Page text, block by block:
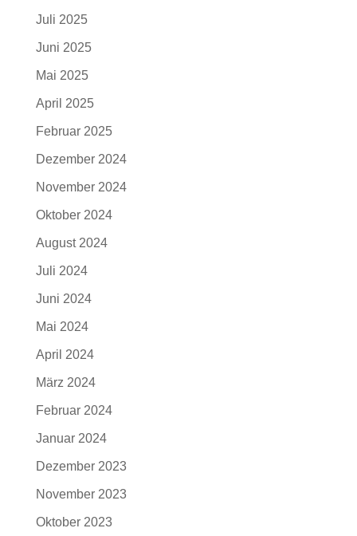
Juli 2025
Juni 2025
Mai 2025
April 2025
Februar 2025
Dezember 2024
November 2024
Oktober 2024
August 2024
Juli 2024
Juni 2024
Mai 2024
April 2024
März 2024
Februar 2024
Januar 2024
Dezember 2023
November 2023
Oktober 2023